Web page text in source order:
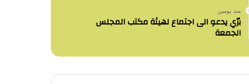
منذ يومين
برّي يدعو الى اجتماع لهيئة مكتب المجلس
الجمعة